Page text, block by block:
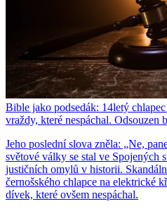
Bible jako podsedák: 14letý
vraždy, které nespáchal. Odsouzen
Jeho poslední slova zněla: „Ne,
světové války se stal ve Spojených
justičních omylů v historii.
černošského chlapce na elektrické
dívek, které ovšem nespáchal.